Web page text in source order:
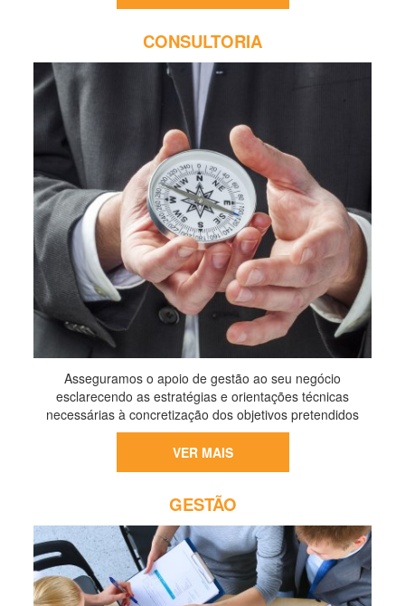
CONSULTORIA
Asseguramos o apoio de gestão ao seu negócio
esclarecendo as estratégias e orientações técnicas
necessárias à concretização dos objetivos pretendidos
VER MAIS
GESTÃO